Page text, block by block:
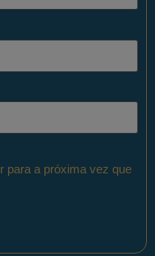
para a próxima vez que